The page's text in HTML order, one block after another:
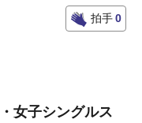
拍手0
女子シングルス